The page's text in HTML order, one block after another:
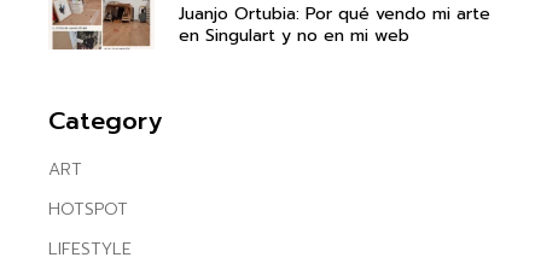
Juanjo Ortubia: Por qué vendo mi arte
en Singulart y no en mi web
Category
ART
HOTSPOT
LIFESTYLE